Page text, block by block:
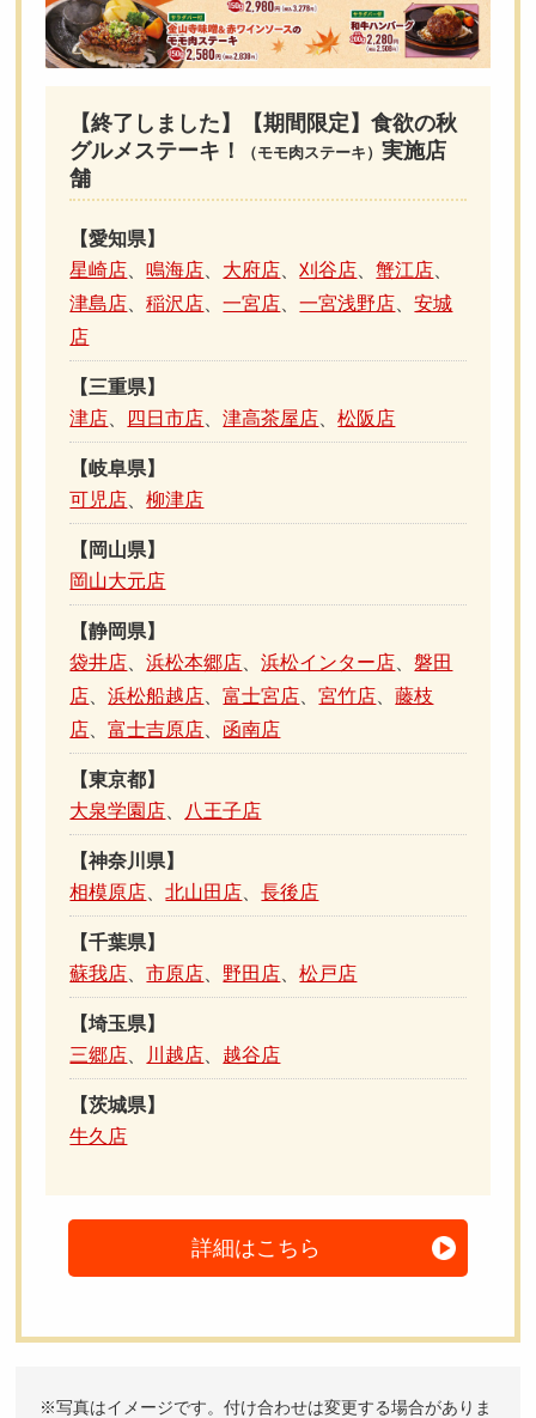
【終了しました】【期間限定】食欲の秋
グルメステーキ！
（モモ肉ステーキ） 実施店
舗
【愛知県】
星崎店 、鳴海店 大府店 、刈谷店 、蟹江店
津島店 、稲沢店 、一宮店 、一宮浅野店 、安城
店
【三重県】
津店
四日市店 、津高茶屋店 、松阪店
【岐阜県】
可児店 、柳津店
【岡山県】
岡山大元店
【静岡県】
袋井店 、浜松本郷店 、浜松インター店 、磐田
店 、浜松船越店 、富士宮店 、宮竹店 、藤枝
店 、富士吉原店 函南店
【東京都】
大泉学園店
八王子店
【神奈川県】
相模原店 、北山田店 、長後店
【千葉県】
蘇我店 、市原店 野田店 、松戸店
【埼玉県】
三郷店
川越店 越谷店
【茨城県】
牛久店
詳細はこちら
写真はイメージです。付け合わせは変更する場合がありま